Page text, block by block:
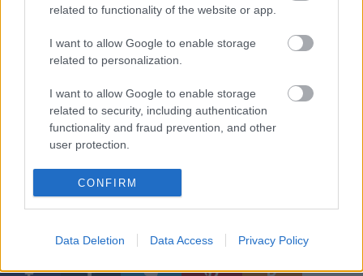
related to functionality of the website or app.
I want to allow Google to enable storage
related to personalization.
I want to allow Google to enable storage
related to security, including authentication
functionality and fraud prevention, and other
user protection.
CONFIRM
Data Deletion Data Access Privacy Policy
tapasztalatok alapján úgy véli: nem a művészi teljesítmény iránti
érdeklődésnek köszönhető a bécsi meghívás sem, hanem egyfajta
provokáció készül. "De nincs más lehetőség, mint a saját nyitottságunk
Forrás: Magyar Hírlap